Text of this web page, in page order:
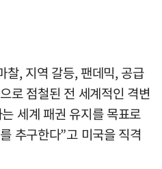
찰, 지역 갈등, 팬데믹, 공급
로 점철된 전 세계적인 격변
세계 패권 유지를 목표로
추구한다”고 미국을 직격